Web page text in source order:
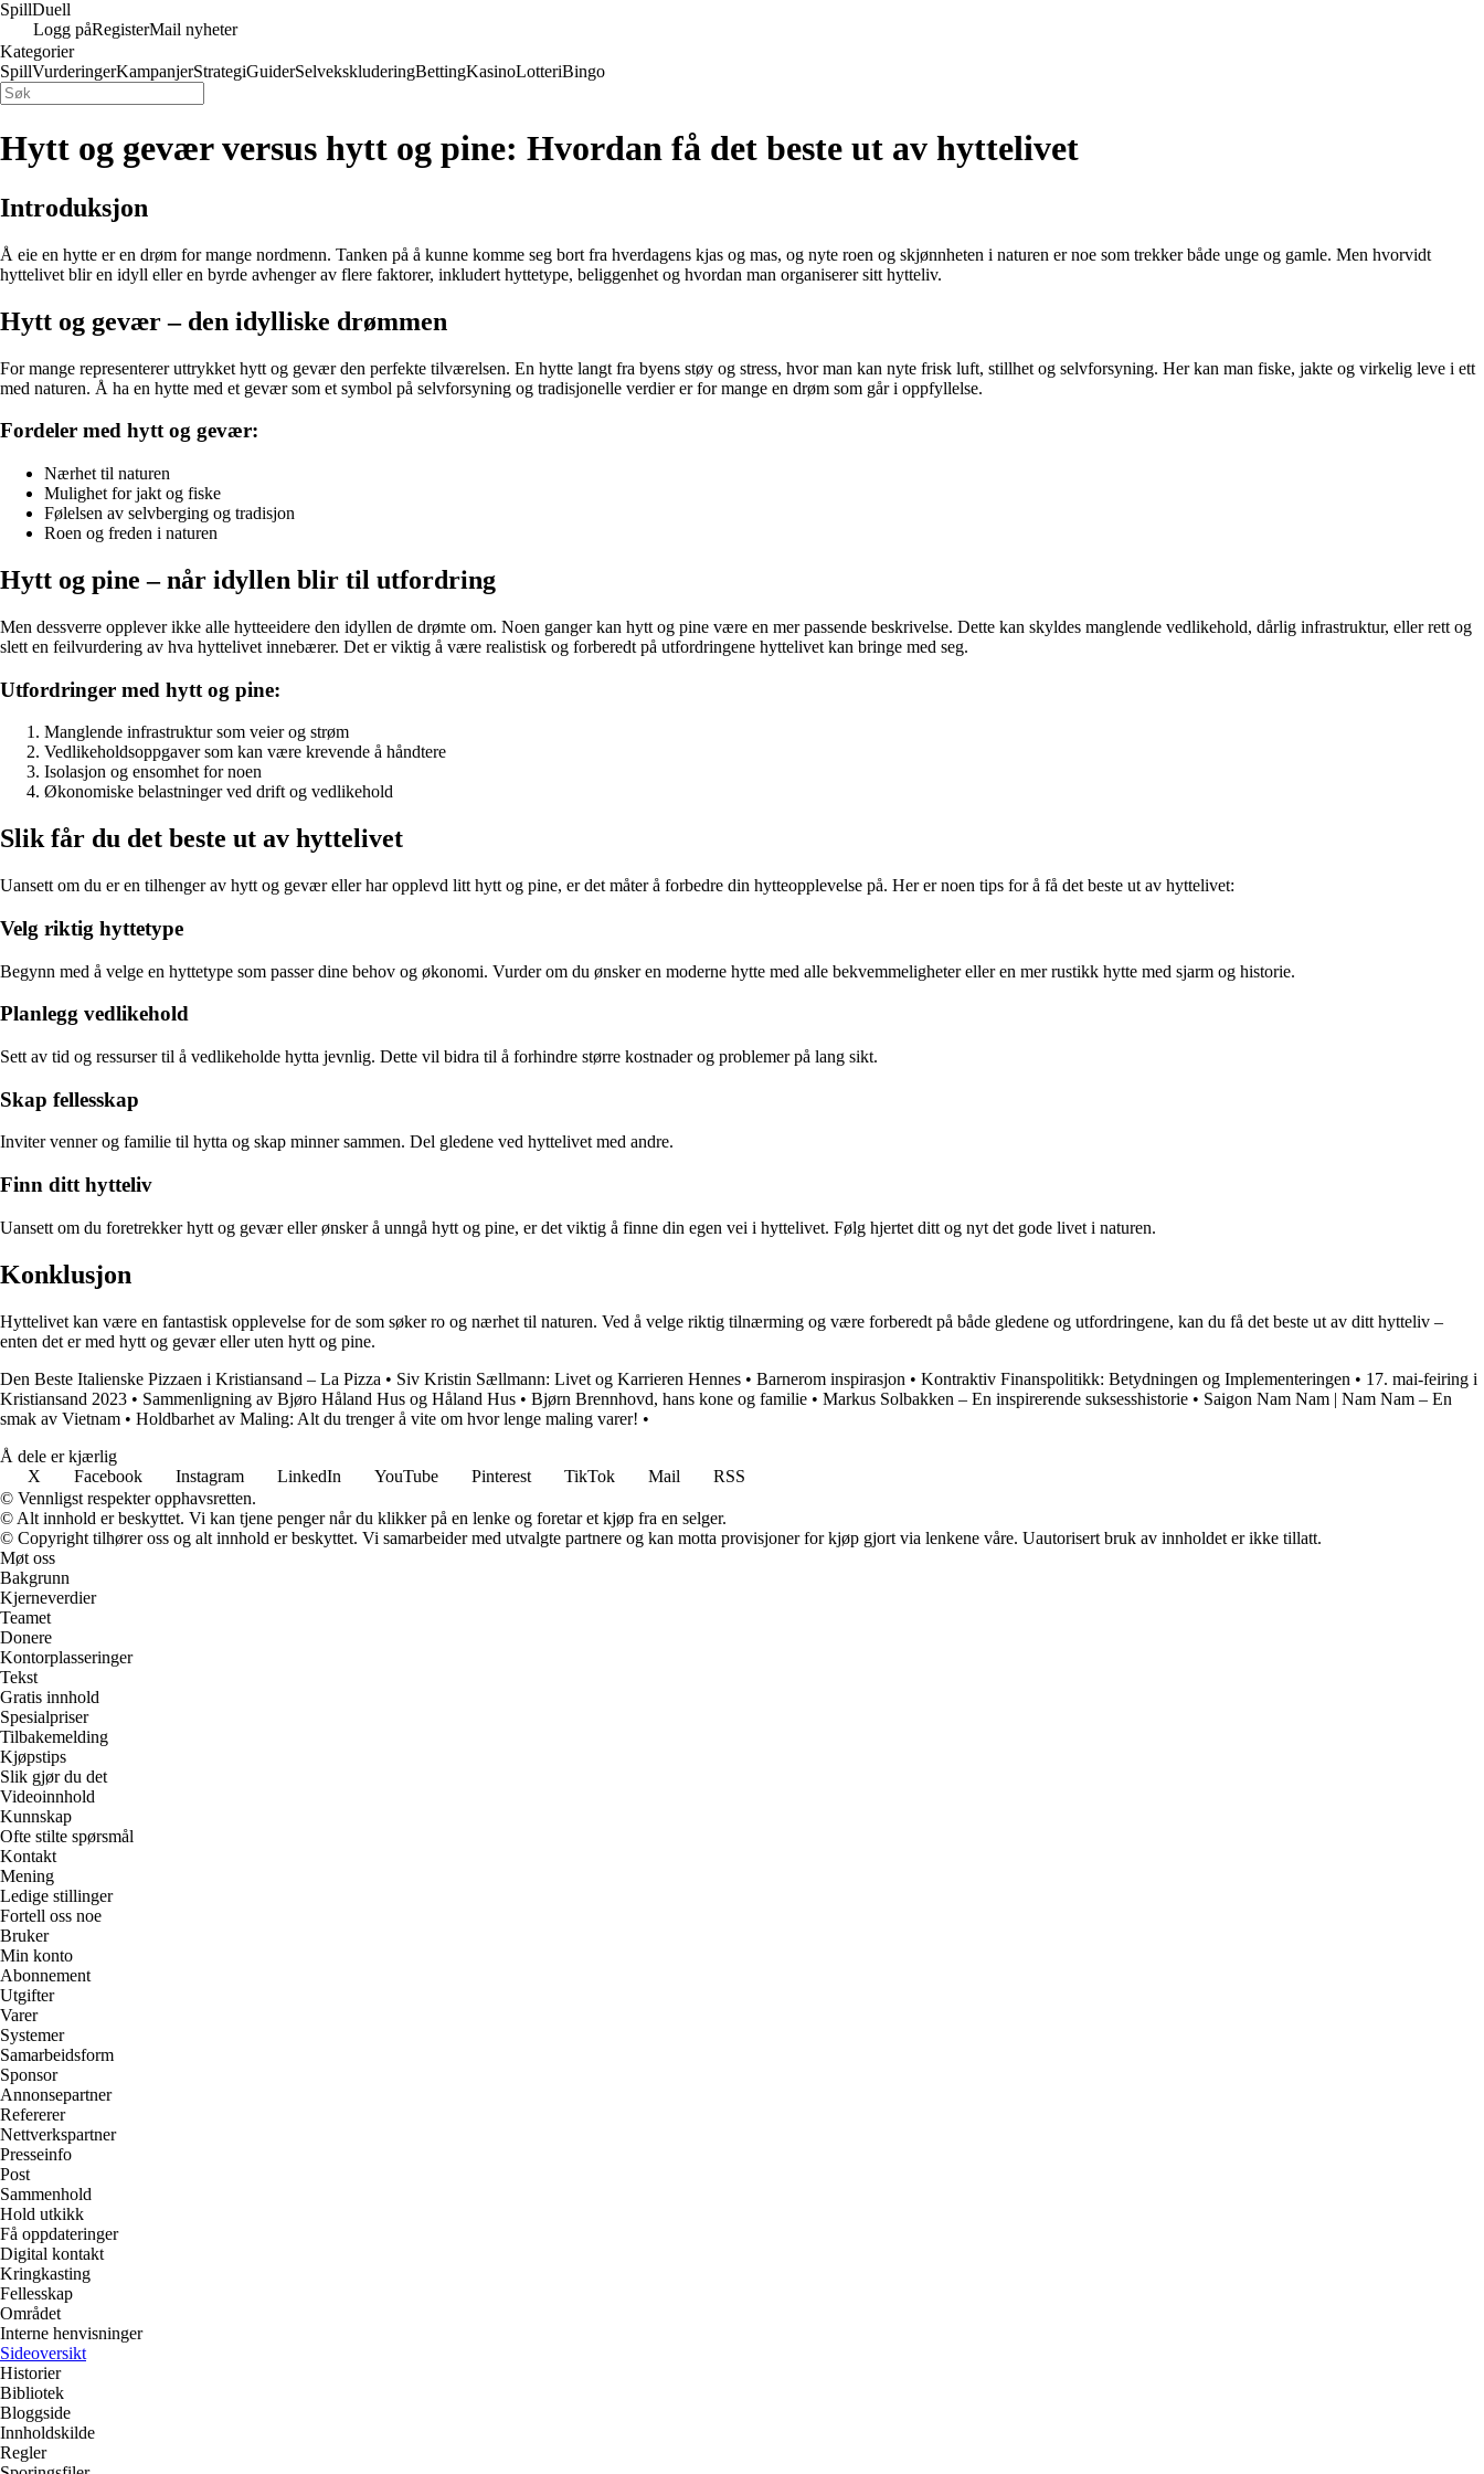
SpillDuell
Logg påRegisterMail nyheter
Kategorier
SpillVurderingerKampanjerStrategiGuiderSelvekskluderingBettingKasinoLotteriBingo
Hytt og gevær versus hytt og pine: Hvordan få det beste ut av hyttelivet
Introduksjon
Å eie en hytte er en drøm for mange nordmenn. Tanken på å kunne komme seg bort fra hverdagens kjas og mas, og nyte roen og skjønnheten i naturen er noe som trekker både unge og gamle. Men hvorvidt
hyttelivet blir en idyll eller en byrde avhenger av flere faktorer, inkludert hyttetype, beliggenhet og hvordan man organiserer sitt hytteliv.
Hytt og gevær – den idylliske drømmen
For mange representerer uttrykket hytt og gevær den perfekte tilværelsen. En hytte langt fra byens støy og stress, hvor man kan nyte frisk luft, stillhet og selvforsyning. Her kan man fiske, jakte og virkelig leve i ett
med naturen. Å ha en hytte med et gevær som et symbol på selvforsyning og tradisjonelle verdier er for mange en drøm som går i oppfyllelse.
Fordeler med hytt og gevær:
Nærhet til naturen
Mulighet for jakt og fiske
Følelsen av selvberging og tradisjon
Roen og freden i naturen
Hytt og pine – når idyllen blir til utfordring
Men dessverre opplever ikke alle hytteeidere den idyllen de drømte om. Noen ganger kan hytt og pine være en mer passende beskrivelse. Dette kan skyldes manglende vedlikehold, dårlig infrastruktur, eller rett og
slett en feilvurdering av hva hyttelivet innebærer. Det er viktig å være realistisk og forberedt på utfordringene hyttelivet kan bringe med seg.
Utfordringer med hytt og pine:
Manglende infrastruktur som veier og strøm
Vedlikeholdsoppgaver som kan være krevende å håndtere
Isolasjon og ensomhet for noen
Økonomiske belastninger ved drift og vedlikehold
Slik får du det beste ut av hyttelivet
Uansett om du er en tilhenger av hytt og gevær eller har opplevd litt hytt og pine, er det måter å forbedre din hytteopplevelse på. Her er noen tips for å få det beste ut av hyttelivet:
Velg riktig hyttetype
Begynn med å velge en hyttetype som passer dine behov og økonomi. Vurder om du ønsker en moderne hytte med alle bekvemmeligheter eller en mer rustikk hytte med sjarm og historie.
Planlegg vedlikehold
Sett av tid og ressurser til å vedlikeholde hytta jevnlig. Dette vil bidra til å forhindre større kostnader og problemer på lang sikt.
Skap fellesskap
Inviter venner og familie til hytta og skap minner sammen. Del gledene ved hyttelivet med andre.
Finn ditt hytteliv
Uansett om du foretrekker hytt og gevær eller ønsker å unngå hytt og pine, er det viktig å finne din egen vei i hyttelivet. Følg hjertet ditt og nyt det gode livet i naturen.
Konklusjon
Hyttelivet kan være en fantastisk opplevelse for de som søker ro og nærhet til naturen. Ved å velge riktig tilnærming og være forberedt på både gledene og utfordringene, kan du få det beste ut av ditt hytteliv –
enten det er med hytt og gevær eller uten hytt og pine.
Den Beste Italienske Pizzaen i Kristiansand – La Pizza • Siv Kristin Sællmann: Livet og Karrieren Hennes • Barnerom inspirasjon • Kontraktiv Finanspolitikk: Betydningen og Implementeringen • 17. mai-feiring i
Kristiansand 2023 • Sammenligning av Bjøro Håland Hus og Håland Hus • Bjørn Brennhovd, hans kone og familie • Markus Solbakken – En inspirerende suksesshistorie • Saigon Nam Nam | Nam Nam – En
smak av Vietnam • Holdbarhet av Maling: Alt du trenger å vite om hvor lenge maling varer! •
Å dele er kjærlig
X
Facebook Instagram LinkedIn YouTube Pinterest TikTok Mail
RSS
© Vennligst respekter opphavsretten.
© Alt innhold er beskyttet. Vi kan tjene penger når du klikker på en lenke og foretar et kjøp fra en selger.
© Copyright tilhører oss og alt innhold er beskyttet. Vi samarbeider med utvalgte partnere og kan motta provisjoner for kjøp gjort via lenkene våre. Uautorisert bruk av innholdet er ikke tillatt.
Møt oss
Bakgrunn
Kjerneverdier
Teamet
Donere
Kontorplasseringer
Tekst
Gratis innhold
Spesialpriser
Tilbakemelding
Kjøpstips
Slik gjør du det
Videoinnhold
Kunnskap
Ofte stilte spørsmål
Kontakt
Mening
Ledige stillinger
Fortell oss noe
Bruker
Min konto
Abonnement
Utgifter
Varer
Systemer
Samarbeidsform
Sponsor
Annonsepartner
Refererer
Nettverkspartner
Presseinfo
Post
Sammenhold
Hold utkikk
Få oppdateringer
Digital kontakt
Kringkasting
Fellesskap
Området
Interne henvisninger
Sideoversikt
Historier
Bibliotek
Bloggside
Innholdskilde
Regler